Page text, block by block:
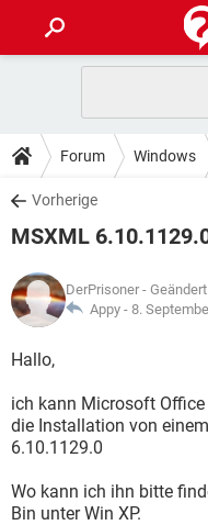
ANDROID
WINDOWS 10
WHATSAPP
FACEBOOK
TIPPS & TRICKS
SPIELE
WHATSAPP
FACEBOOK
DOWNLOADS
SPIELE
ANDROID
WINDOWS 10
WHATSAPP
SPIELE
ANDROID
WINDOWS 10
WHATSAPP
FACEBOOK
LEXIKON
SPIELE
WINDOWS 10
FACEBOOK
Forum Windows
Vorherige
MSXML
DerPrisoner -
Appy - 8.
Hallo,
ich kann Microsoft
die Installation von
6.10.1129.0
Wo kann ich ihn bitte
Bin unter Win XP.